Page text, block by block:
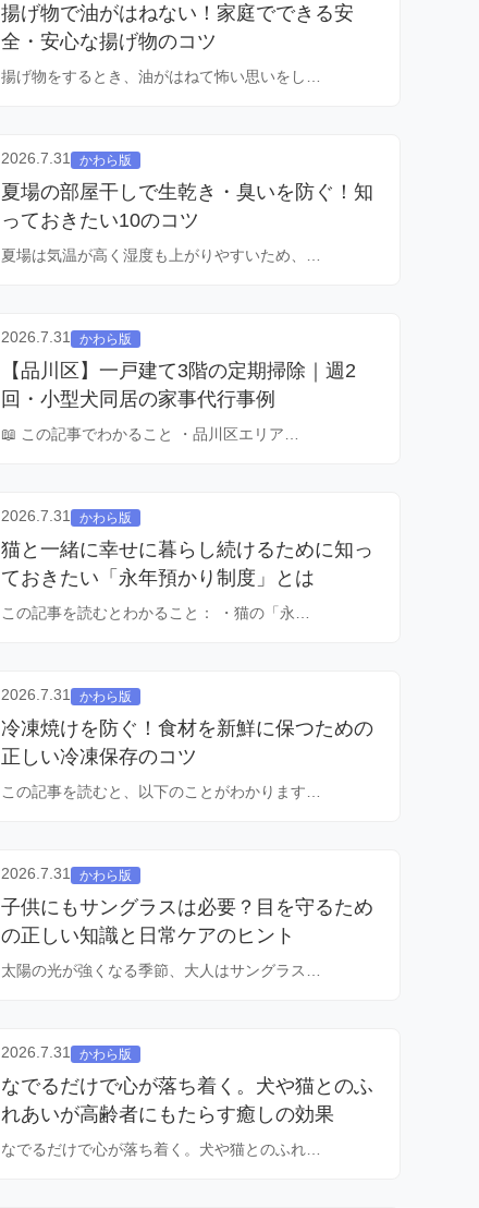
揚げ物で油がはねない！家庭でできる安
全・安心な揚げ物のコツ
揚げ物をするとき、油がはねて怖い思いをし…
2026.7.31 かわら版
夏場の部屋干しで生乾き・臭いを防ぐ！知
っておきたい10のコツ
夏場は気温が高く湿度も上がりやすいため、…
2026.7.31 かわら版
【品川区】一戸建て3階の定期掃除｜週2
回・小型犬同居の家事代行事例
📖 この記事でわかること ・品川区エリア…
2026.7.31 かわら版
猫と一緒に幸せに暮らし続けるために知っ
ておきたい「永年預かり制度」とは
この記事を読むとわかること： ・猫の「永…
2026.7.31 かわら版
冷凍焼けを防ぐ！食材を新鮮に保つための
正しい冷凍保存のコツ
この記事を読むと、以下のことがわかります…
2026.7.31 かわら版
子供にもサングラスは必要？目を守るため
の正しい知識と日常ケアのヒント
太陽の光が強くなる季節、大人はサングラス…
2026.7.31 かわら版
なでるだけで心が落ち着く。犬や猫とのふ
れあいが高齢者にもたらす癒しの効果
なでるだけで心が落ち着く。犬や猫とのふれ…